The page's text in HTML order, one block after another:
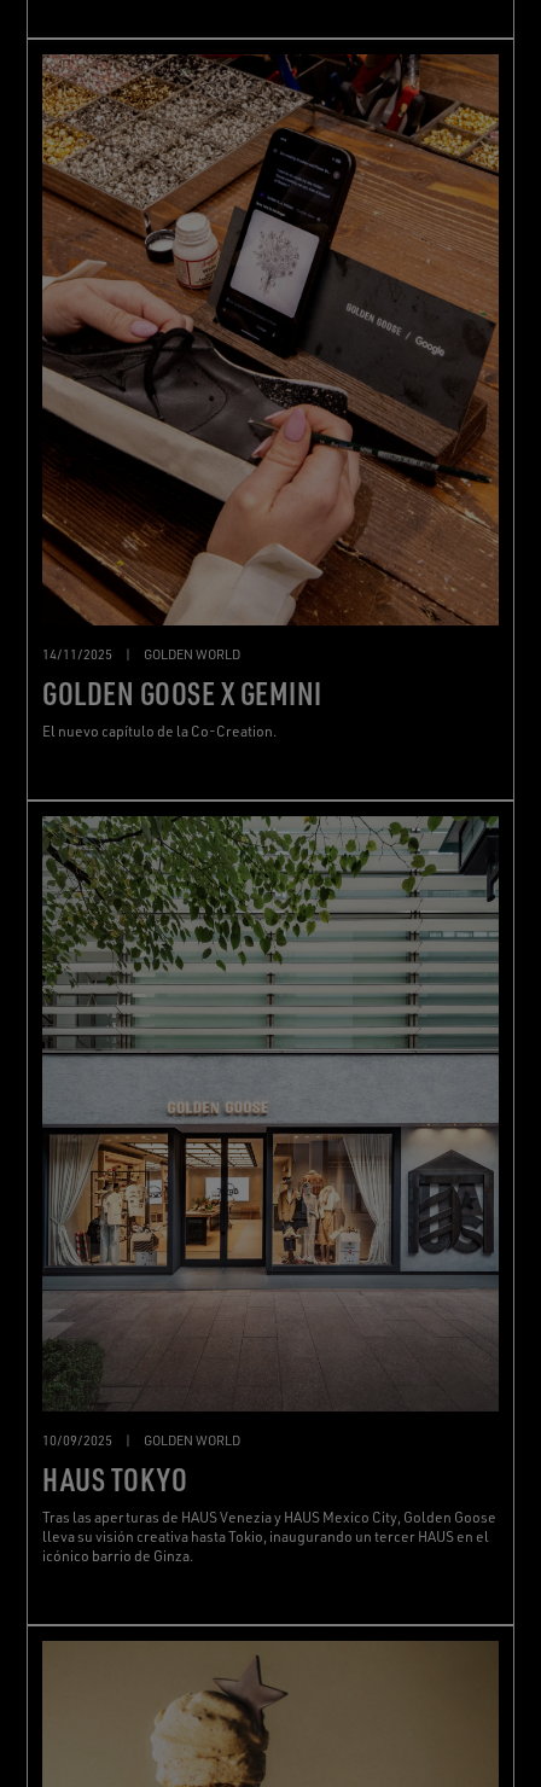
14/11/2025 | GOLDEN WORLD
GOLDEN GOOSE X GEMINI
El nuevo capítulo de la Co-Creation.
10/09/2025 GOLDEN WORLD
HAUS TOKYO
Tras las aperturas de HAUS Venezia y HAUS Mexico City, Golden Goose
lleva su visión creativa hasta Tokio, inaugurando un tercer HAUS en el
icónico barrio de Ginza.